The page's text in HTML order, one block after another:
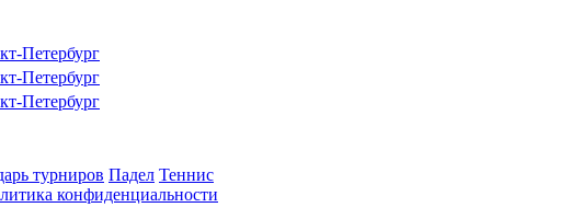
Петербург
Петербург
Петербург
турниров Падел Теннис
конфиденциальности